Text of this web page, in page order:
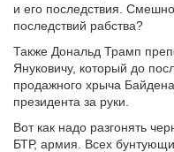
и его последствия.
последствий рабства?
Также Дональд Трамп
Януковичу, который до
продажного хрыча
президента за руки.
Вот как надо разгонять
БТР, армия. Всех